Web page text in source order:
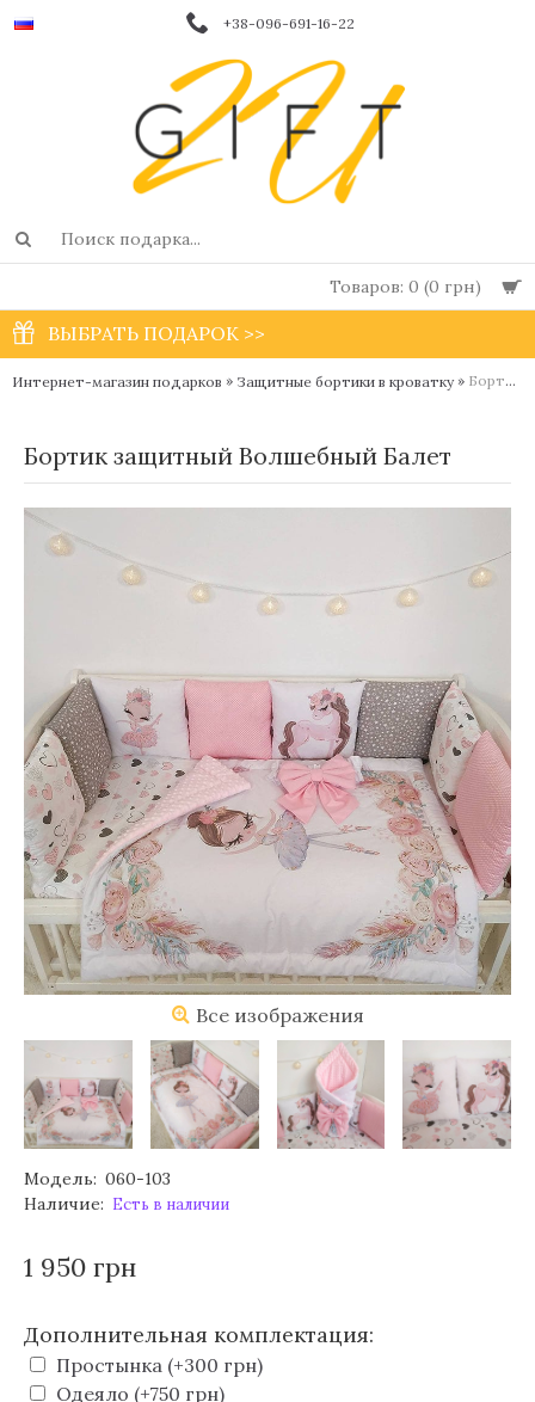
+38-096-691-16-22
Товаров: 0 (0 грн)
ВЫБРАТЬ ПОДАРОК >>
Интернет-магазин подарков » Защитные бортики в кроватку» Бортик защитный Волшебный Балет
Бортик защитный Волшебный Балет
Все изображения
Модель: 060-103
Наличие: Есть в наличии
1 950 грн
Дополнительная комплектация:
Простынка (+300 грн)
Одеяло (+750 грн)